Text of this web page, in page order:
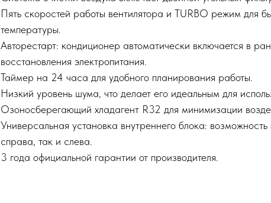
Пять скоростей работы вентилятора и TURBO режим для
температуры.
Авторестарт: кондиционер автоматически включается в
восстановления электропитания.
Таймер на 24 часа для удобного планирования работы.
Низкий уровень шума, что делает его идеальным для
Озоносберегающий хладагент R32 для минимизации
Универсальная установка внутреннего блока:
справа, так и слева.
3 года официальной гарантии от производителя.